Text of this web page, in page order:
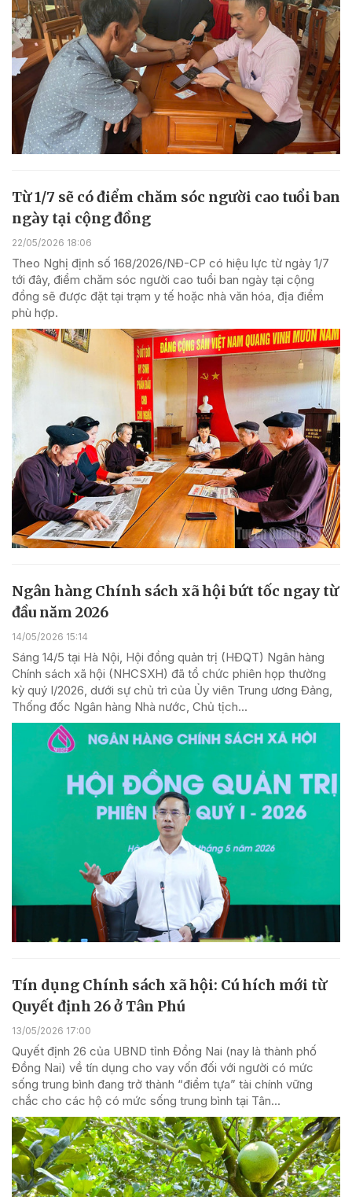
Từ 1/7 sẽ có điểm chăm sóc người cao tuổi ban
ngày tại cộng đồng
22/05/2026 18:06
Theo Nghị định số 168/2026/NĐ-CP có hiệu lực từ ngày 1/7
tới đây, điểm chăm sóc người cao tuổi ban ngày tại cộng
đồng sẽ được đặt tại trạm y tế hoặc nhà văn hóa, địa điểm
phù hợp.
Ngân hàng Chính sách xã hội bứt tốc ngay từ
đầu năm 2026
14/05/2026 15:14
Sáng 14/5 tại Hà Nội, Hội đồng quản trị (HĐQT) Ngân hàng
Chính sách xã hội (NHCSXH) đã tổ chức phiên họp thường
kỳ quý I/2026, dưới sự chủ trì của Ủy viên Trung ương Đảng,
Thống đốc Ngân hàng Nhà nước, Chủ tịch...
Tín dụng Chính sách xã hội: Cú hích mới từ
Quyết định 26 ở Tân Phú
13/05/2026 17:00
Quyết định 26 của UBND tỉnh Đồng Nai (nay là thành phố
Đồng Nai) về tín dụng cho vay vốn đối với người có mức
sống trung bình đang trở thành “điểm tựa” tài chính vững
chắc cho các hộ có mức sống trung bình tại Tân...